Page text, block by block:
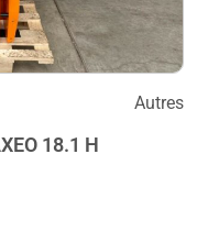
Autres
18.1 H